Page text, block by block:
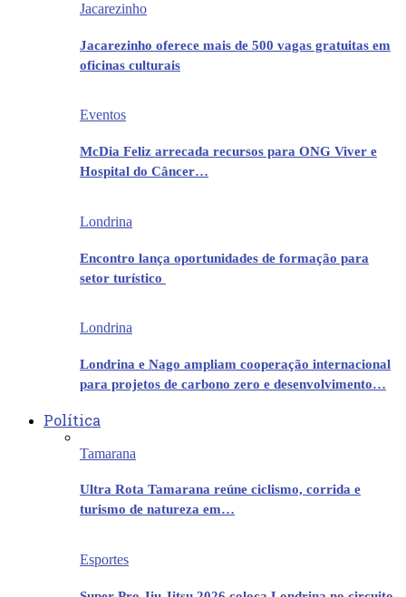
Jacarezinho
Jacarezinho oferece mais de 500 vagas gratuitas em
oficinas culturais
Eventos
McDia Feliz arrecada recursos para ONG Viver e
Hospital do Câncer…
Londrina
Encontro lança oportunidades de formação para
setor turístico
Londrina
Londrina e Nago ampliam cooperação internacional
para projetos de carbono zero e desenvolvimento…
Política
Tamarana
Ultra Rota Tamarana reúne ciclismo, corrida e
turismo de natureza em…
Esportes